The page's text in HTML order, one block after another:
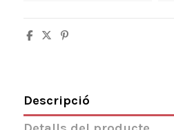
Descripció